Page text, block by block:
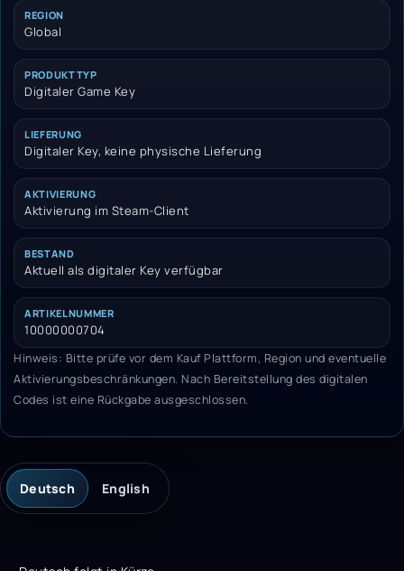
REGION
Global
PRODUKTTYP
Digitaler Game Key
LIEFERUNG
Digitaler Key, keine physische Lieferung
AKTIVIERUNG
Aktivierung im Steam-Client
BESTAND
Aktuell als digitaler Key verfügbar
ARTIKELNUMMER
10000000704
Hinweis: Bitte prüfe vor dem Kauf Plattform, Region und eventuelle
Aktivierungsbeschränkungen. Nach Bereitstellung des digitalen
Codes ist eine Rückgabe ausgeschlossen.
Deutsch English